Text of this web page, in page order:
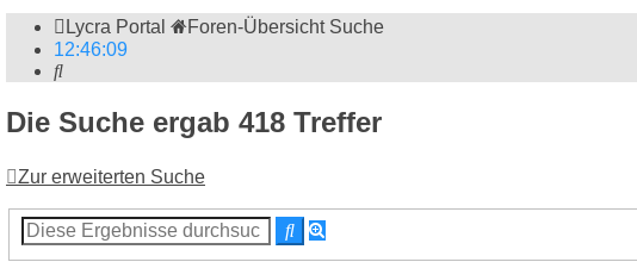
Lycra Portal Foren-Übersicht Suche
12:46:09
Suche
Die Suche ergab 418 Treffer
Zur erweiterten Suche
SucheErweiterte
Suche